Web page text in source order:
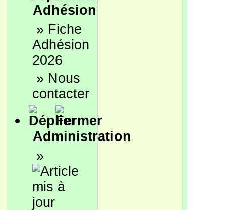
Adhésion
» Fiche
Adhésion
2026
» Nous
contacter
Administration
»